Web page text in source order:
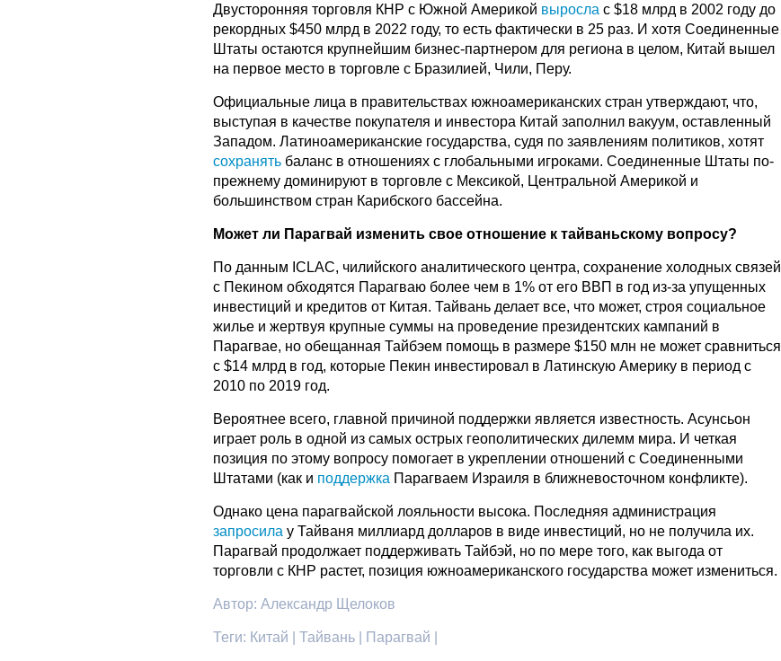
Двусторонняя торговля КНР с Южной Америкой выросла с $18 млрд в 2002 году до
рекордных $450 млрд в 2022 году, то есть фактически в 25 раз. И хотя Соединенные
Штаты остаются крупнейшим бизнес-партнером для региона в целом, Китай вышел
на первое место в торговле с Бразилией, Чили, Перу.
Официальные лица в правительствах южноамериканских стран утверждают, что,
выступая в качестве покупателя и инвестора Китай заполнил вакуум, оставленный
Западом. Латиноамериканские государства, судя по заявлениям политиков, хотят
сохранять баланс в отношениях с глобальными игроками. Соединенные Штаты по-
прежнему доминируют в торговле с Мексикой, Центральной Америкой и
большинством стран Карибского бассейна.
Может ли Парагвай изменить свое отношение к тайваньскому вопросу?
По данным ICLAC, чилийского аналитического центра, сохранение холодных связей
с Пекином обходятся Парагваю более чем в 1% от его ВВП в год из-за упущенных
инвестиций и кредитов от Китая. Тайвань делает все, что может, строя социальное
жилье и жертвуя крупные суммы на проведение президентских кампаний в
Парагвае, но обещанная Тайбэем помощь в размере $150 млн не может сравниться
с $14 млрд в год, которые Пекин инвестировал в Латинскую Америку в период с
2010 по 2019 год.
Вероятнее всего, главной причиной поддержки является известность. Асунсьон
играет роль в одной из самых острых геополитических дилемм мира. И четкая
позиция по этому вопросу помогает в укреплении отношений с Соединенными
Штатами (как и поддержка Парагваем Израиля в ближневосточном конфликте).
Однако цена парагвайской лояльности высока. Последняя администрация
запросила у Тайваня миллиард долларов в виде инвестиций, но не получила их.
Парагвай продолжает поддерживать Тайбэй, но по мере того, как выгода от
торговли с КНР растет, позиция южноамериканского государства может измениться.
Автор:Александр Щелоков
Теги: Китай | Тайвань | Парагвай |